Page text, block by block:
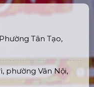
Tân Tạo,
phường Vân Nội,